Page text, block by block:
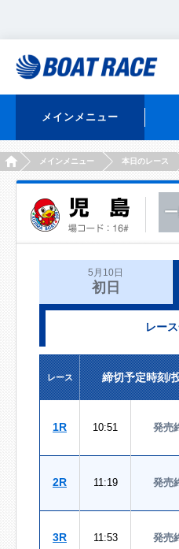
メインメニュー
HOMEメインメニュー 本日のレース
5月10日
初日
レー
レース
締切予定時刻/
1R 10:51 発売
2R 11:19 発売
3R 11:53 発売